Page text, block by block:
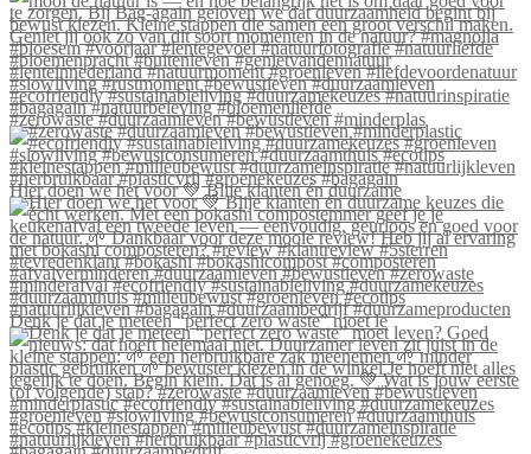
#zerowaste #duurzaamleven #bewustleven #minderplas
Hier doen we het voor 💚 Blije klanten én duurzame
Denk je dat je meteen “perfect zero waste” moet le